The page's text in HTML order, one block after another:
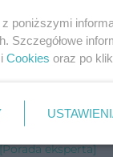
[Porada eksperta]
eksperta]
eksperta]
z poniższymi
Szczegółowe
i Cookies oraz po